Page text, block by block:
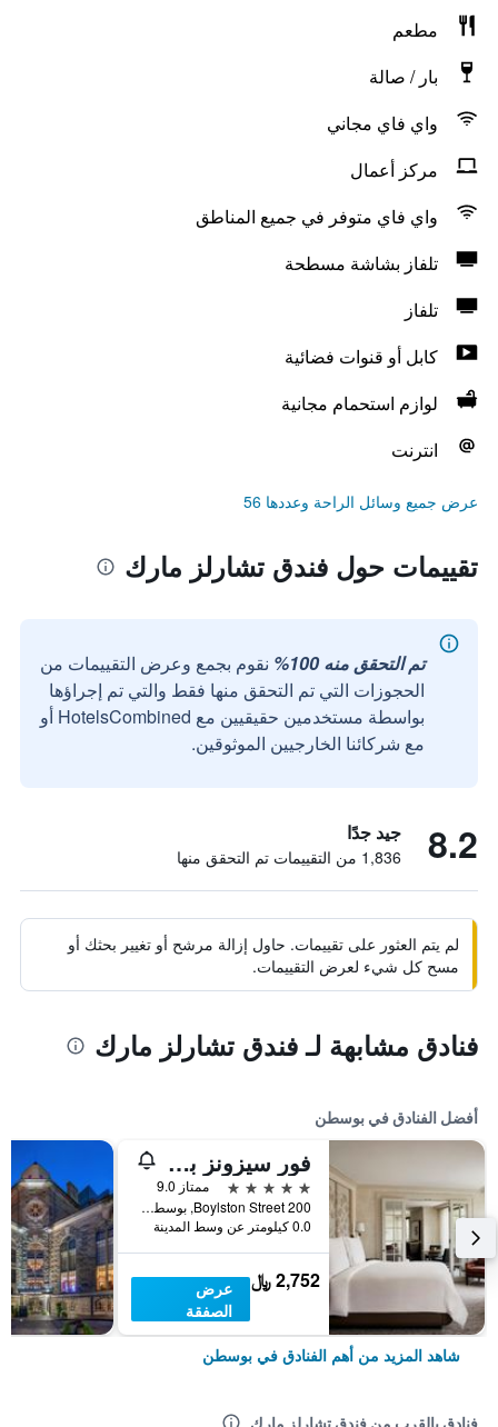
مطعم
بار / صالة
واي فاي مجاني
مركز أعمال
واي فاي متوفر في جميع المناطق
تلفاز بشاشة مسطحة
تلفاز
كابل أو قنوات فضائية
لوازم استحمام مجانية
انترنت
عرض جميع وسائل الراحة وعددها 56
تقييمات حول فندق تشارلز مارك
تم التحقق منه 100%
نقوم بجمع وعرض التقييمات من
الحجوزات التي تم التحقق منها فقط والتي تم إجراؤها
بواسطة مستخدمين حقيقيين مع HotelsCombined أو
مع شركائنا الخارجيين الموثوقين.
8.2 جيد جدًا
1,836 من التقييمات تم التحقق منها
لم يتم العثور على تقييمات. حاول إزالة مرشح أو تغيير بحثك أو
مسح كل شيء لعرض التقييمات.
فنادق مشابهة لـ فندق تشارلز مارك
أفضل الفنادق في بوسطن
فور سيزونز بوسطن
5 نجوم
ممتاز 9.0
200 Boylston Street, بوسطن, MA, الولايات المتحدة الأميريكية
0.0 كيلومتر عن وسط المدينة
2,752 ﷼
عرض
الصفقة
شاهد المزيد من أهم الفنادق في بوسطن
فنادق بالقرب من فندق تشارلز مارك